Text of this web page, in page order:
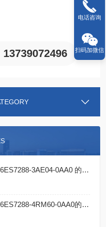
满足大多数工业场景对精度的
13739072496
德国SIEMENS西门子PLC 6ES7288-3AE04-0AA0 的特点
德国SIEMENS西门子PLC 6ES7288-4RM60-0AA0的特点
电话咨询
扫码加微信